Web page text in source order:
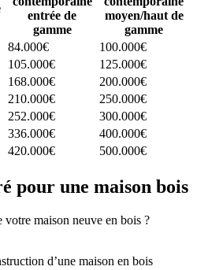
entrée de
gamme
moyen/haut de
gamme
84.000€
100.000€
105.000€
125.000€
168.000€
200.000€
210.000€
250.000€
252.000€
300.000€
336.000€
400.000€
420.000€ 500.000€
pour une maison bois
maison neuve en bois ?
d’une maison en bois